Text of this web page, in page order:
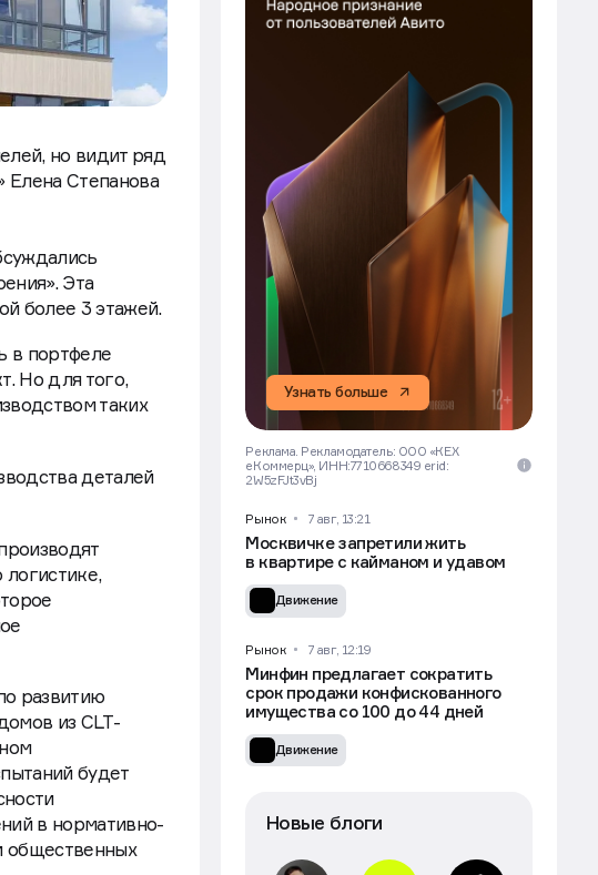
но видит ряд
Степанова
Эта
более 3 этажей.
в портфеле
Но для того,
таких
деталей
развитию
из CLT-
будет
в нормативно-
общественных
Узнать больше
Реклама. Рекламодатель: ООО «КЕХ
еКоммерц», ИНН:7710668349 erid:
2W5zFJt3vBj
Рынок 7 авг, 13:21
Москвичке запретили жить
в квартире с кайманом и удавом
Движение
Рынок 7 авг, 12:19
Минфин предлагает сократить
срок продажи конфискованного
имущества со 100 до 44 дней
Движение
Новые блоги